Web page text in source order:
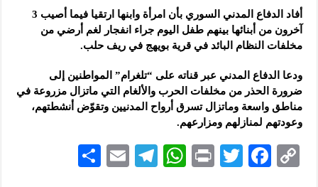
أفاد الدفاع المدني السوري بأن امرأة وابنها ارتقيا فيما أصيب 3
آخرون من أبنائها بينهم طفل اليوم جراء انفجار لغم أرضي من
مخلفات النظام البائد في قرية بويهج في ريف حلب.
ودعا الدفاع المدني عبر قناته على “تلغرام” المواطنين إلى
ضرورة الحذر من مخلفات الحرب والألغام التي ماتزال مزروعة في
مناطق واسعة وماتزال تسرق أرواح المدنيين وتقوّض أنشطتهم،
وعودتهم لمنازلهم ومزارعهم.
C
F
T
P
W
Te
E